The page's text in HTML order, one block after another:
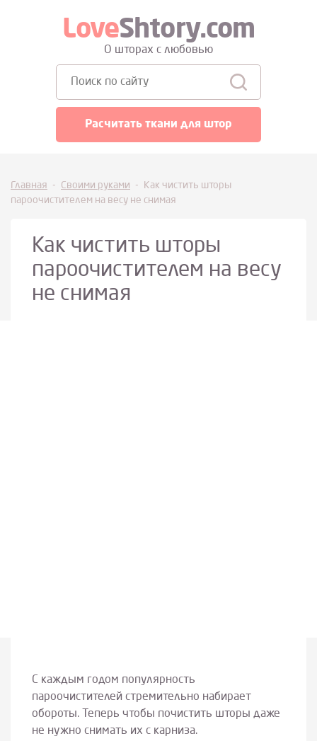
LoveShtory.com
О шторах с любовью
Расчитать ткани для штор
Главная - Своими руками -
Как чистить шторы
пароочистителем на весу не снимая
Как чистить шторы
пароочистителем на весу
не снимая
С каждым годом популярность
пароочистителей стремительно набирает
обороты. Теперь чтобы почистить шторы даже
не нужно снимать их с карниза.